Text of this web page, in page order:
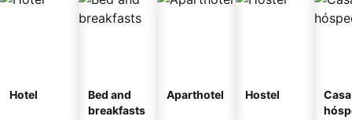
Hotel
Bed and
breakfasts
Aparthotel Hostel